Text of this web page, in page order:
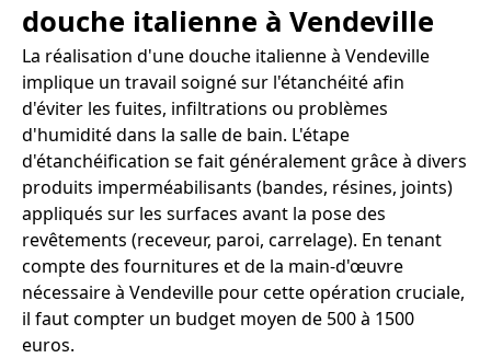
douche italienne à Vendeville
La réalisation d'une douche italienne à Vendeville
implique un travail soigné sur l'étanchéité afin
d'éviter les fuites, infiltrations ou problèmes
d'humidité dans la salle de bain. L'étape
d'étanchéification se fait généralement grâce à divers
produits imperméabilisants (bandes, résines, joints)
appliqués sur les surfaces avant la pose des
revêtements (receveur, paroi, carrelage). En tenant
compte des fournitures et de la main-d'œuvre
nécessaire à Vendeville pour cette opération cruciale,
il faut compter un budget moyen de 500 à 1500
euros.